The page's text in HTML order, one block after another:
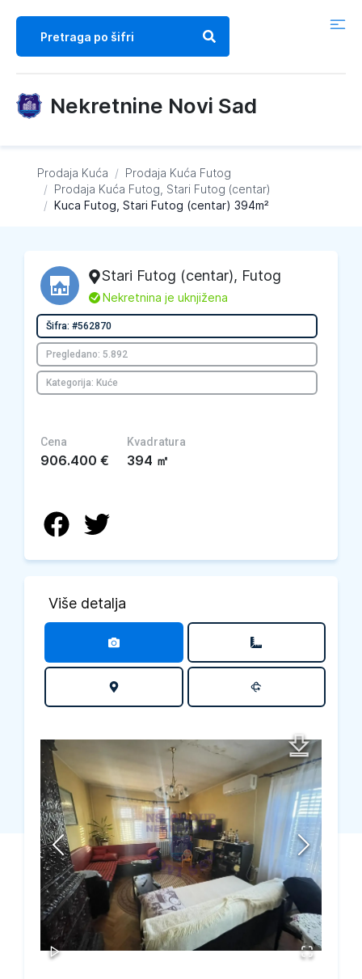
Nekretnine Novi Sad
Prodaja Kuća / Prodaja Kuća Futog
/ Prodaja Kuća Futog, Stari Futog (centar)
/ Kuca Futog, Stari Futog (centar) 394m²
Stari Futog (centar), Futog
L Nekretnina je uknjižena
Šifra: #562870
Pregledano: 5.892
Kategorija: Kuće
Cena
906.400 €
Kvadratura
394 ㎡
Više detalja